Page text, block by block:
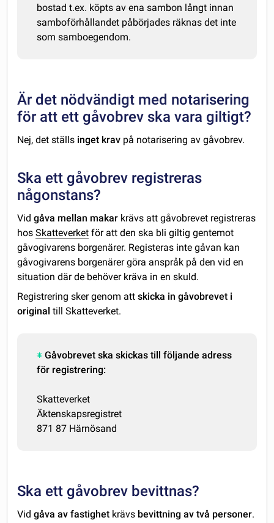
bostad t.ex. köpts av ena sambon långt innan
samboförhållandet påbörjades räknas det inte
som samboegendom.
Är det nödvändigt med notarisering
för att ett gåvobrev ska vara giltigt?
Nej, det ställs inget krav på notarisering av gåvobrev.
Ska ett gåvobrev registreras
någonstans?
Vidgåva mellan makar krävs att gåvobrevet registreras
hosSkatteverket för att den ska bli giltig gentemot
gåvogivarens borgenärer. Registeras inte gåvan kan
gåvogivarens borgenärer göra anspråk på den vid en
situation där de behöver kräva in en skuld.
Registrering sker genom attskicka in gåvobrevet i
originaltill Skatteverket.
Gåvobrevet ska skickas till följande adress
för registrering:
Skatteverket
Äktenskapsregistret
871 87 Härnösand
Ska ett gåvobrev bevittnas?
Vidgåva av fastighet krävs bevittning av två personer.